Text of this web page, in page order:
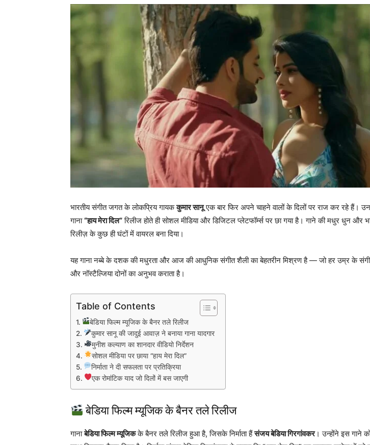
भारतीय संगीत जगत के लोकप्रिय गायककुमार सानूएक बार फिर अपने चाहने वालों के दिलों पर राज कर रहे हैं।
गाना“हाय मेरा दिल”रिलीज होते ही सोशल मीडिया और डिजिटल प्लेटफॉर्म्स पर छा गया है। गाने की मधुर धुन और
रिलीज़ के कुछ ही घंटों में वायरल बना दिया।
यह गाना नब्बे के दशक की मधुरता और आज की आधुनिक संगीत शैली का बेहतरीन मिश्रण है — जो हर उम्र के संगीत
और नॉस्टैल्जिया दोनों का अनुभव कराता है।
Table of Contents
बेडिया फिल्म म्यूजिक के बैनर तले रिलीज
कुमार सानू की जादुई आवाज़ ने बनाया गाना यादगार
मुनीश कल्याण का शानदार वीडियो निर्देशन
सोशल मीडिया पर छाया “हाय मेरा दिल”
निर्माता ने दी सफलता पर प्रतिक्रिया
एक रोमांटिक याद जो दिलों में बस जाएगी
बेडिया फिल्म म्यूजिक के बैनर तले रिलीज
गानाबेडिया फिल्म म्यूजिकके बैनर तले रिलीज हुआ है, जिसके निर्माता हैंसंजय बेडिया गिरगांवकर। उन्होंने इस गाने